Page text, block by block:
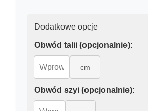
Dodatkowe opcje
Obwód talii (opcjonalnie):
cm
Obwód szyi (opcjonalnie):